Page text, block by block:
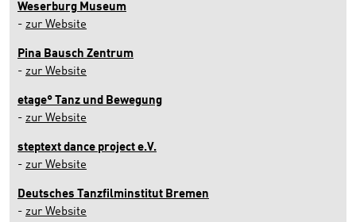
Weserburg Museum
- zur Website
Pina Bausch Zentrum
- zur Website
etage° Tanz und Bewegung
- zur Website
steptext dance project e.V.
- zur Website
Deutsches Tanzfilminstitut Bremen
- zur Website